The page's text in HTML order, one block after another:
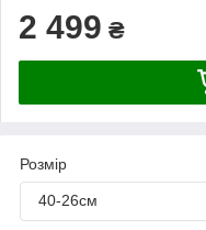
2 499 ₴
Розмір
40-26см